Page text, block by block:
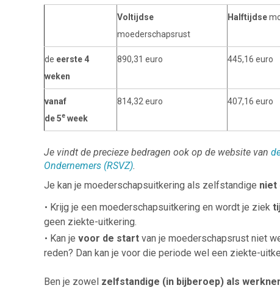
Voltijdse
moederschapsrust
Halftijdse
de eerste 4
weken
890,31 euro 445,16 euro
vanaf
de 5e week
814,32​ euro 407,16 euro
Je vindt de precieze bedragen ook op de website van
Ondernemers (RSVZ).
Je kan je moederschapsuitkering als zelfstandige niet
Krijg je een moederschapsuitkering en wordt je ziek
geen ziekte-uitkering.
Kan je voor de start van je moederschapsrust niet
reden? Dan kan je voor die periode wel een ziekte-
Ben je zowel zelfstandige (in bijberoep) als